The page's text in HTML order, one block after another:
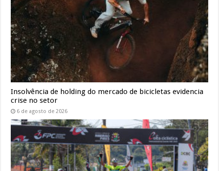
Insolvência de holding do mercado de bicicletas evidencia
crise no setor
6 de agosto de 2026